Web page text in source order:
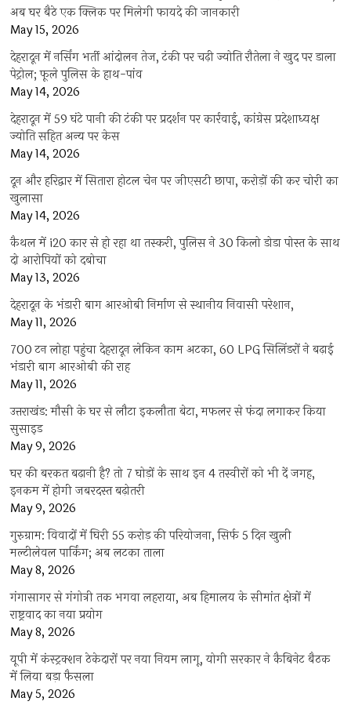
अब घर बैठे एक क्लिक पर मिलेगी फायदे की जानकारी
May 15, 2026
देहरादून में नर्सिंग भर्ती आंदोलन तेज, टंकी पर चढ़ी ज्योति रौतेला ने खुद पर डाला
पेट्रोल; फूले पुलिस के हाथ-पांव
May 14, 2026
देहरादून में 59 घंटे पानी की टंकी पर प्रदर्शन पर कार्रवाई, कांग्रेस प्रदेशाध्यक्ष
ज्योति सहित अन्य पर केस
May 14, 2026
दून और हरिद्वार में सितारा होटल चेन पर जीएसटी छापा, करोड़ों की कर चोरी का
खुलासा
May 14, 2026
कैथल में i20 कार से हो रहा था तस्करी, पुलिस ने 30 किलो डोडा पोस्त के साथ
दो आरोपियों को दबोचा
May 13, 2026
देहरादून के भंडारी बाग आरओबी निर्माण से स्थानीय निवासी परेशान,
May 11, 2026
700 टन लोहा पहुंचा देहरादून लेकिन काम अटका, 60 LPG सिलिंडरों ने बढ़ाई
भंडारी बाग आरओबी की राह
May 11, 2026
उत्तराखंड: मौसी के घर से लौटा इकलौता बेटा, मफलर से फंदा लगाकर किया
सुसाइड
May 9, 2026
घर की बरकत बढ़ानी है? तो 7 घोड़ों के साथ इन 4 तस्वीरों को भी दें जगह,
इनकम में होगी जबरदस्त बढ़ोतरी
May 9, 2026
गुरुग्राम: विवादों में घिरी 55 करोड़ की परियोजना, सिर्फ 5 दिन खुली
मल्टीलेवल पार्किंग; अब लटका ताला
May 8, 2026
गंगासागर से गंगोत्री तक भगवा लहराया, अब हिमालय के सीमांत क्षेत्रों में
राष्ट्रवाद का नया प्रयोग
May 8, 2026
यूपी में कंस्ट्रक्शन ठेकेदारों पर नया नियम लागू, योगी सरकार ने कैबिनेट बैठक
में लिया बड़ा फैसला
May 5, 2026